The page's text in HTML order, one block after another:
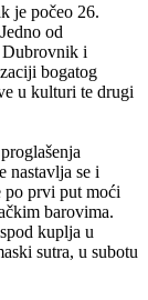
je počeo 26.
od
Dubrovnik i
bogatog
u kulturi te drugi
nastavlja se i
po prvi put moći
barovima.
kuplja u
sutra, u subotu